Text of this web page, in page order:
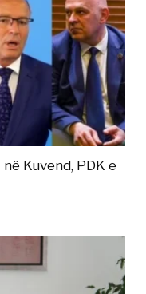
Kuvend, PDK e